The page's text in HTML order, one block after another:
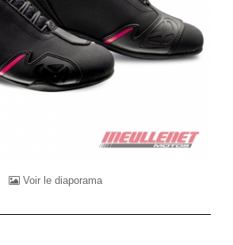
Voir le diaporama